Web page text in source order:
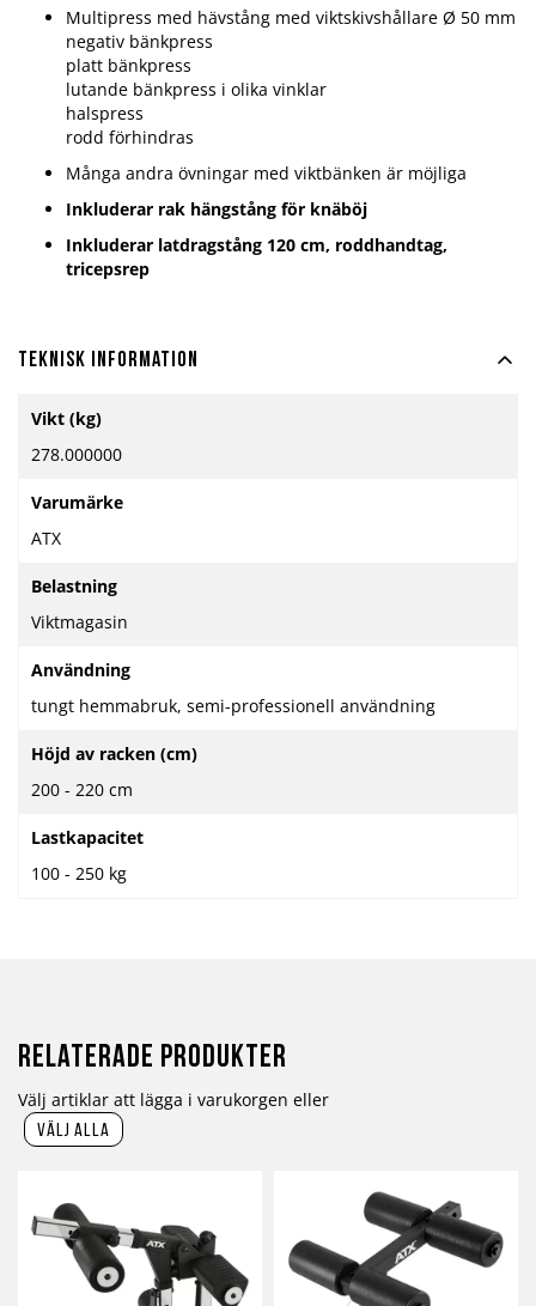
Multipress med hävstång med viktskivshållare Ø 50 mm
negativ bänkpress
platt bänkpress
lutande bänkpress i olika vinklar
halspress
rodd förhindras
Många andra övningar med viktbänken är möjliga
Inkluderar rak hängstång för knäböj
Inkluderar latdragstång 120 cm, roddhandtag,
tricepsrep
Teknisk information
information
Vikt (kg)
278.000000
Varumärke
ATX
Belastning
Viktmagasin
Användning
tungt hemmabruk, semi-professionell användning
Höjd av racken (cm)
200 - 220 cm
Lastkapacitet
100 - 250 kg
Relaterade produkter
Välj artiklar att lägga i varukorgen eller
välj alla